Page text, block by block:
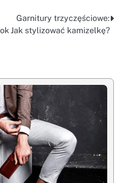
Garnitury trzyczęściowe:
Jak stylizować kamizelkę?